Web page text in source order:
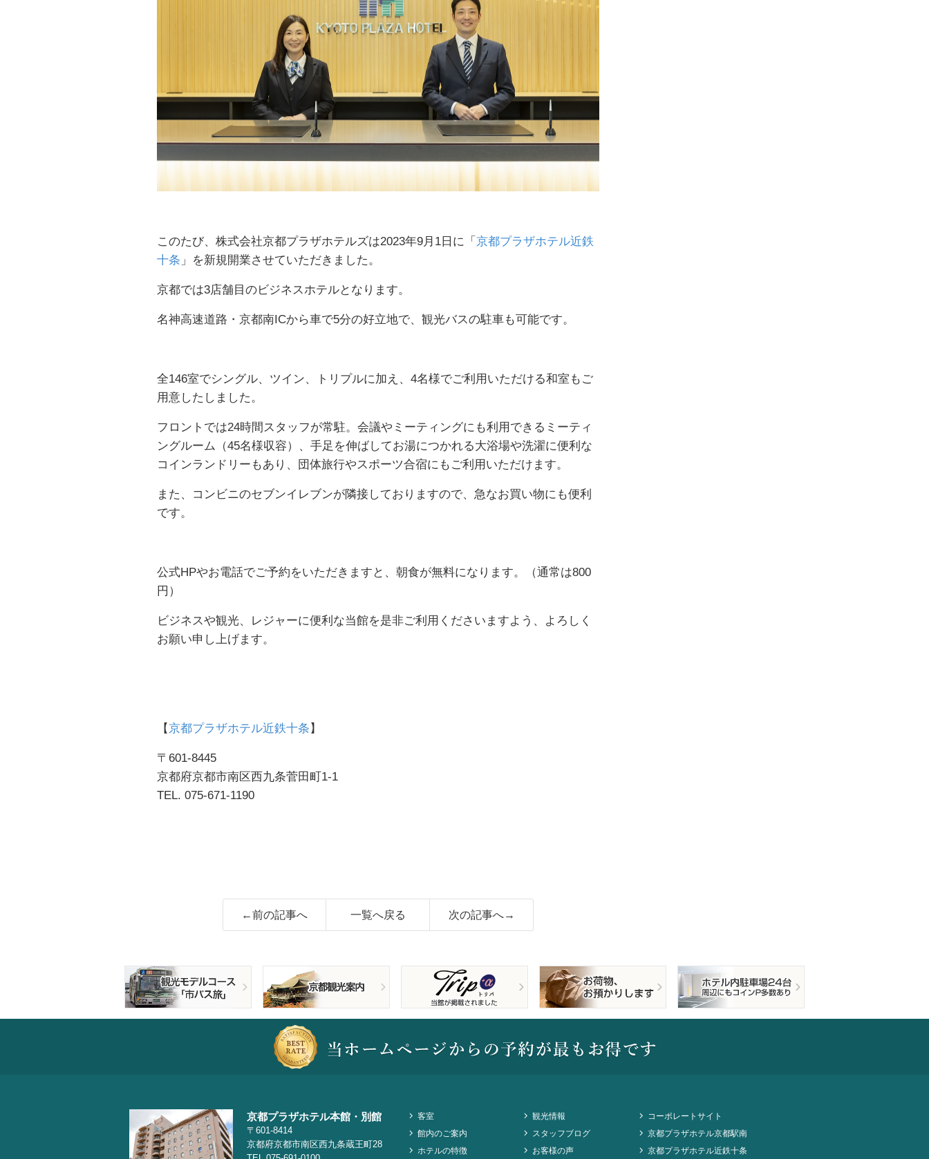
このたび、株式会社京都プラザホテルズは2023年9月1日に「 京都プラザホテル近鉄
十条 」を新規開業させていただきました。
京都では3店舗目のビジネスホテルとなります。
名神高速道路・京都南ICから車で5分の好立地で、観光バスの駐車も可能です。
全146室でシングル、ツイン、トリプルに加え、4名様でご利用いただける和室もご
用意したしました。
フロントでは24時間スタッフが常駐。会議やミーティングにも利用できるミーティ
ングルーム（45名様収容）、手足を伸ばしてお湯につかれる大浴場や洗濯に便利な
コインランドリーもあり、団体旅行やスポーツ合宿にもご利用いただけます。
また、コンビニのセブンイレブンが隣接しておりますので、急なお買い物にも便利
です。
公式HPやお電話でご予約をいただきますと、朝食が無料になります。（通常は800
円）
ビジネスや観光、レジャーに便利な当館を是非ご利用くださいますよう、よろしく
お願い申し上げます。
【京都プラザホテル近鉄十条 】
〒601-8445
京都府京都市南区西九条菅田町1-1
TEL. 075-671-1190
←前の記事へ 一覧へ戻る 次の記事へ→
京都プラザホテル本館・別館
〒601-8414
京都府京都市南区西九条蔵王町28
客室
館内のご案内
ホテルの特徴
観光情報
スタッフブログ
お客様の声
コーポレートサイト
京都プラザホテル京都駅南
京都プラザホテル近鉄十条